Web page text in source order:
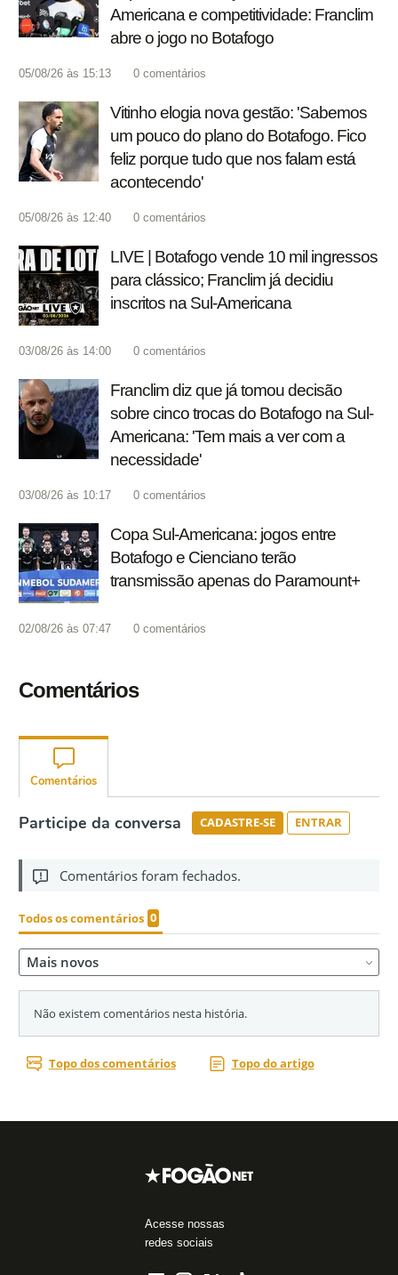
Americana e competitividade: Franclim
abre o jogo no Botafogo
05/08/26 às 15:13 0 comentários
Vitinho elogia nova gestão: 'Sabemos
um pouco do plano do Botafogo. Fico
feliz porque tudo que nos falam está
acontecendo'
05/08/26 às 12:40 0 comentários
LIVE | Botafogo vende 10 mil ingressos
para clássico; Franclim já decidiu
inscritos na Sul-Americana
03/08/26 às 14:00 0 comentários
Franclim diz que já tomou decisão
sobre cinco trocas do Botafogo na Sul-
Americana: 'Tem mais a ver com a
necessidade'
03/08/26 às 10:17 0 comentários
Copa Sul-Americana: jogos entre
Botafogo e Cienciano terão
transmissão apenas do Paramount+
02/08/26 às 07:47 0 comentários
Comentários
Acesse nossas
redes sociais